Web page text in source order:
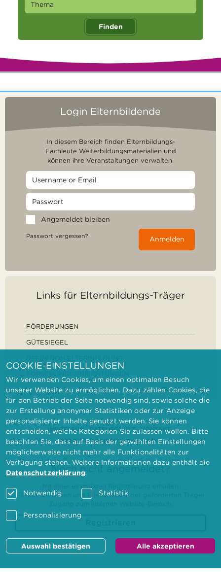
Finden
Login Elternbildende
In diesem Bereich finden Elternbildungs-
Fachleute Weiterbildungsmaterialien und
können ihre Veranstaltungen verwalten.
Angemeldet bleiben
Passwort vergessen? Anmelden
Links für Elternbildungs-Träger
FÖRDERUNGEN
GÜTESIEGEL
IMPRESSUM DATENSCHUTZ
KONTAKT
BARRIEREFREIHEITSERKLÄRUNG
Noch nicht angemeldet?
Elternbilderinnen und Elternbildner der geförderten Träger
COOKIE-EINSTELLUNGEN
Wir verwenden Cookies, um einen optimalen Besuch
unserer Website zu ermöglichen. Dazu zählen Cookies, die
für den Betrieb der Seite notwendig sind, sowie solche die
zur Erstellung anonymer Statistiken oder zur Anzeige
personalisierter Inhalte genutzt werden. Sie können
entscheiden, welche Kategorien Sie zulassen wollen. Bitte
beachten Sie, dass auf Basis der gewählten Einstellungen
möglicherweise nicht mehr alle Funktionalitäten zur
Verfügung stehen. Weitere Informationen dazu enthält die
Datenschutzerklärung.
Notwendig Statistik
Personalisierung
Auswahl bestätigen Alle akzeptieren